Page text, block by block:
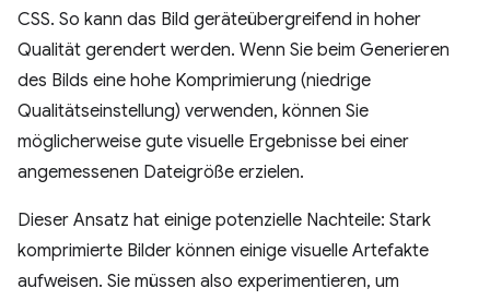
CSS. So kann das Bild geräteübergreifend in hoher
Qualität gerendert werden. Wenn Sie beim Generieren
des Bilds eine hohe Komprimierung (niedrige
Qualitätseinstellung) verwenden, können Sie
möglicherweise gute visuelle Ergebnisse bei einer
angemessenen Dateigröße erzielen.
Dieser Ansatz hat einige potenzielle Nachteile: Stark
komprimierte Bilder können einige visuelle Artefakte
aufweisen. Sie müssen also experimentieren, um